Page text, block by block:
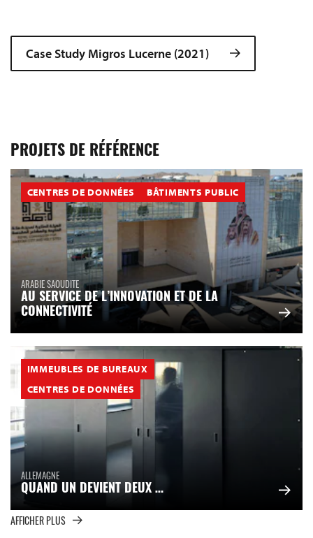
Case Study Migros Lucerne (2021)
PROJETS DE RÉFÉRENCE
CENTRES DE DONNÉES BÂTIMENTS PUBLIC
ARABIE SAOUDITE
AU SERVICE DE L’INNOVATION ET DE LA
CONNECTIVITÉ
IMMEUBLES DE BUREAUX
CENTRES DE DONNÉES
ALLEMAGNE
QUAND UN DEVIENT DEUX …
AFFICHER PLUS